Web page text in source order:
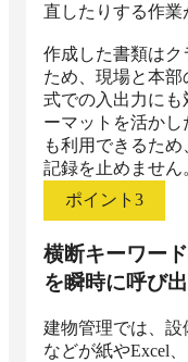
直したりする作業
作成した書類はク
ため、現場と本
式での入出力にも
ーマットを活か
も利用できるた
記録を止めません
ポイント 3
横断キーワー
を瞬時に呼び
建物管理では、
などが紙やExcel